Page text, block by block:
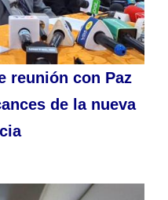
reunión con Paz
de la nueva